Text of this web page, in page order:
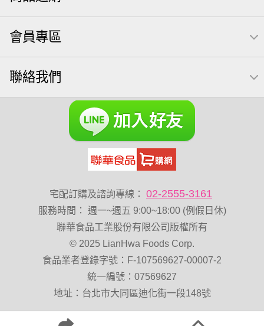
減糖日記 禮盒 素食 杏仁 芥末 可樂果 小魚干
萬歲牌 米果 果乾
無糖 堅果飲 梅子 三角飯糰 全聯 南瓜子 蔓越梅
綜合堅果
元氣什穀堅果飲 烘焙 萬歲牌 堅果小包裝活力堅果
海苔 芥末味 無加糖 萬歲牌 蔓越莓
開心果 萬歲牌 全聯 堅果 萬歲牌小魚
小包裝 全聯 海苔細
總匯點心包 寶寶 海苔 低溫烘焙
卡廸那 95℃鮮脆三色丁 花生 味付 萬歲牌-堅穀力
萬歲牌 堅果補給隨行包33公克44 包 波浪脆
卡廸那95℃薯條原味18克*5包
能量 Costco 萬歲牌堅果 60g
會員專區
聯絡我們
宅配訂購及諮詢專線： 02-2555-3161
服務時間 ：
週一~週五 9:00~18:00 (例假日休)
聯華食品工業股份有限公司版權所有
© 2025 LianHwa Foods Corp.
食品業者登錄字號：F-107569627-00007-2
統一編號：07569627
地址：台北市大同區迪化街一段148號